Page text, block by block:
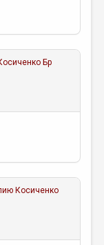
Бр
Косиченко